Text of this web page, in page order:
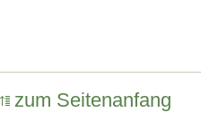
zum Seitenanfang